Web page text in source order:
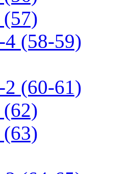
(58-59)
(60-61)